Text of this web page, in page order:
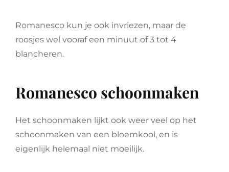
Romanesco kun je ook invriezen, maar de
roosjes wel vooraf een minuut of 3 tot 4
blancheren.
Romanesco schoonmaken
Het schoonmaken lijkt ook weer veel op het
schoonmaken van een bloemkool, en is
eigenlijk helemaal niet moeilijk.